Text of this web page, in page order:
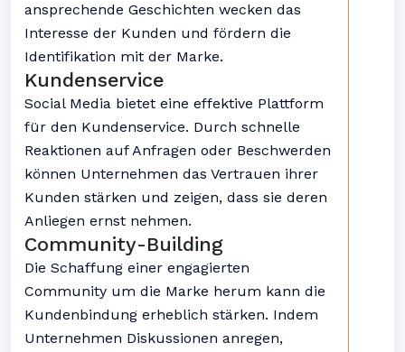
ansprechende Geschichten wecken das
Interesse der Kunden und fördern die
Identifikation mit der Marke.
Kundenservice
Social Media bietet eine effektive Plattform
für den Kundenservice. Durch schnelle
Reaktionen auf Anfragen oder Beschwerden
können Unternehmen das Vertrauen ihrer
Kunden stärken und zeigen, dass sie deren
Anliegen ernst nehmen.
Community-Building
Die Schaffung einer engagierten
Community um die Marke herum kann die
Kundenbindung erheblich stärken. Indem
Unternehmen Diskussionen anregen,